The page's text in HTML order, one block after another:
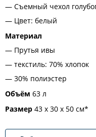
Съемный чехол
Цвет: белый
Материал
Прутья ивы
текстиль: 70% хлопок
30% полиэстер
Объём 63 л
Размер 43 х 30 х 50 см*